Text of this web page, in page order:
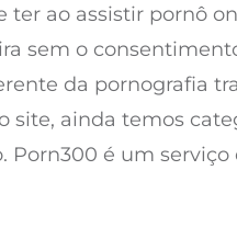
ao assistir pornô
sem o
da pornografia
site, ainda temos
Porn300 é um serviço